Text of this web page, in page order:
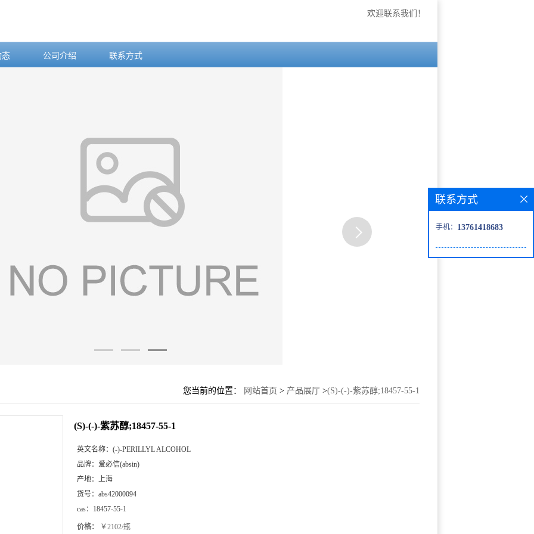
欢迎联系我们！
态 公司介绍 联系方式
您当前的位置： 网站首页 > 产品展厅 >(S)-(-)-紫苏醇;18457-55-1
(S)-(-)-紫苏醇;18457-55-1
英文名称： (-)-PERILLYL ALCOHOL
品牌： 爱必信(absin)
产地： 上海
货号： abs42000094
cas： 18457-55-1
价格： ￥2102/瓶
联系方式
手机： 13761418683